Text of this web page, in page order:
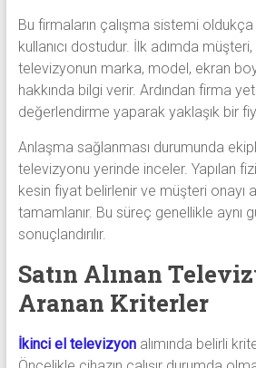
Bu firmaların çalışma sistemi
kullanıcı dostudur. İlk adımda
televizyonun marka, model, ekran
hakkında bilgi verir. Ardından firma
değerlendirme yaparak yaklaşık bir
Anlaşma sağlanması durumunda
televizyonu yerinde inceler. Yapılan
kesin fiyat belirlenir ve müşteri onayı
tamamlanır. Bu süreç genellikle aynı
sonuçlandırılır.
Satın Alınan
Aranan Kriterler
İkinci el televizyonalımında belirli